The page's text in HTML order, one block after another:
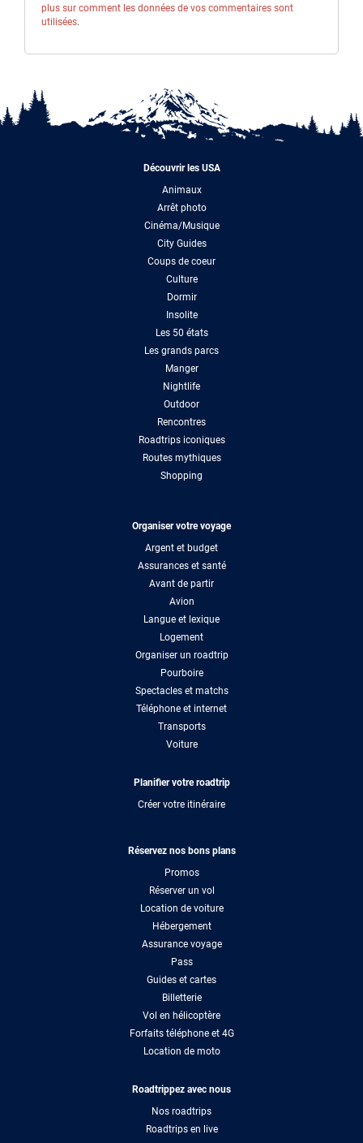
plus sur comment les données de vos commentaires sont
utilisées.
Découvrir les USA
Animaux
Arrêt photo
Cinéma/Musique
City Guides
Coups de coeur
Culture
Dormir
Insolite
Les 50 états
Les grands parcs
Manger
Nightlife
Outdoor
Rencontres
Roadtrips iconiques
Routes mythiques
Shopping
Organiser votre voyage
Argent et budget
Assurances et santé
Avant de partir
Avion
Langue et lexique
Logement
Organiser un roadtrip
Pourboire
Spectacles et matchs
Téléphone et internet
Transports
Voiture
Planifier votre roadtrip
Créer votre itinéraire
Réservez nos bons plans
Promos
Réserver un vol
Location de voiture
Hébergement
Assurance voyage
Pass
Guides et cartes
Billetterie
Vol en hélicoptère
Forfaits téléphone et 4G
Location de moto
Roadtrippez avec nous
Nos roadtrips
Roadtrips en live